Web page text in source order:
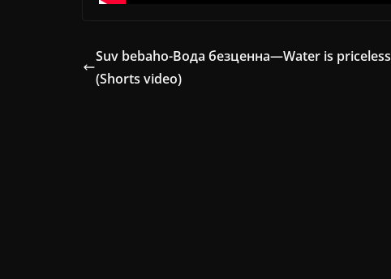
Suv bebaho-Вода безценна—Water is priceless
(Shorts video)